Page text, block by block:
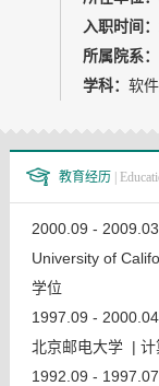
入职时间：
所属院系：
学科： 软
教育经历 |
2000.09 - 2009.03
University of
学位
1997.09 - 2000.04
北京邮电大学 |
1992.09 - 1997.07